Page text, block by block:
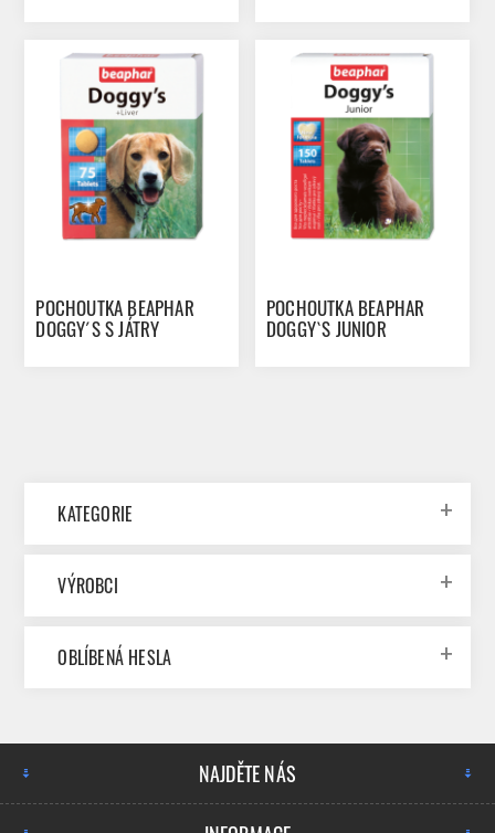
POCHOUTKA BEAPHAR
DOGGY´S S JÁTRY
POCHOUTKA BEAPHAR
DOGGY`S JUNIOR
KATEGORIE
VÝROBCI
OBLÍBENÁ HESLA
NAJDĚTE NÁS